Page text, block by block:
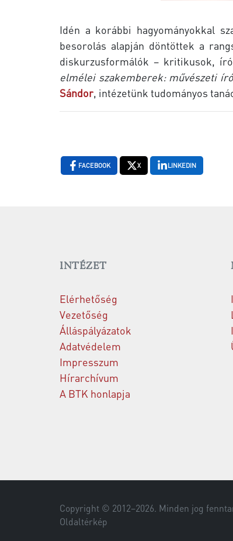
Idén a korábbi hagyományokkal
besorolás alapján döntöttek a
diskurzusformálók – kritikusok,
elmélei szakemberek: művészeti
Sándor, intézetünk tudományos
FACEBOOK X LINKEDIN
INTÉZET
Elérhetőség
Vezetőség
Álláspályázatok
Adatvédelem
Impresszum
Hírarchívum
A BTK honlapja
Copyright © 2012–2026. Minden jog
Oldaltérkép